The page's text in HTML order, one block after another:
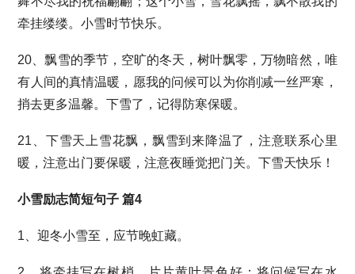
牵挂缕缕。小雪时节快乐。
20、飘雪的季节，空旷的冬天，树叶飘零，万物暗然，唯
有人间的真情温暖，愿我的问候可以为你削减一丝严寒，
捎去更多温馨。下雪了，记得防寒保暖。
21、下雪天上雪花飘，飘雪到来降温了，注意联系心里
暖，注意出门要保暖，注意夜睡觉把门关。下雪天快乐！
小雪励志简短句子 篇4
1、迎冬小雪至，应节晚虹藏。